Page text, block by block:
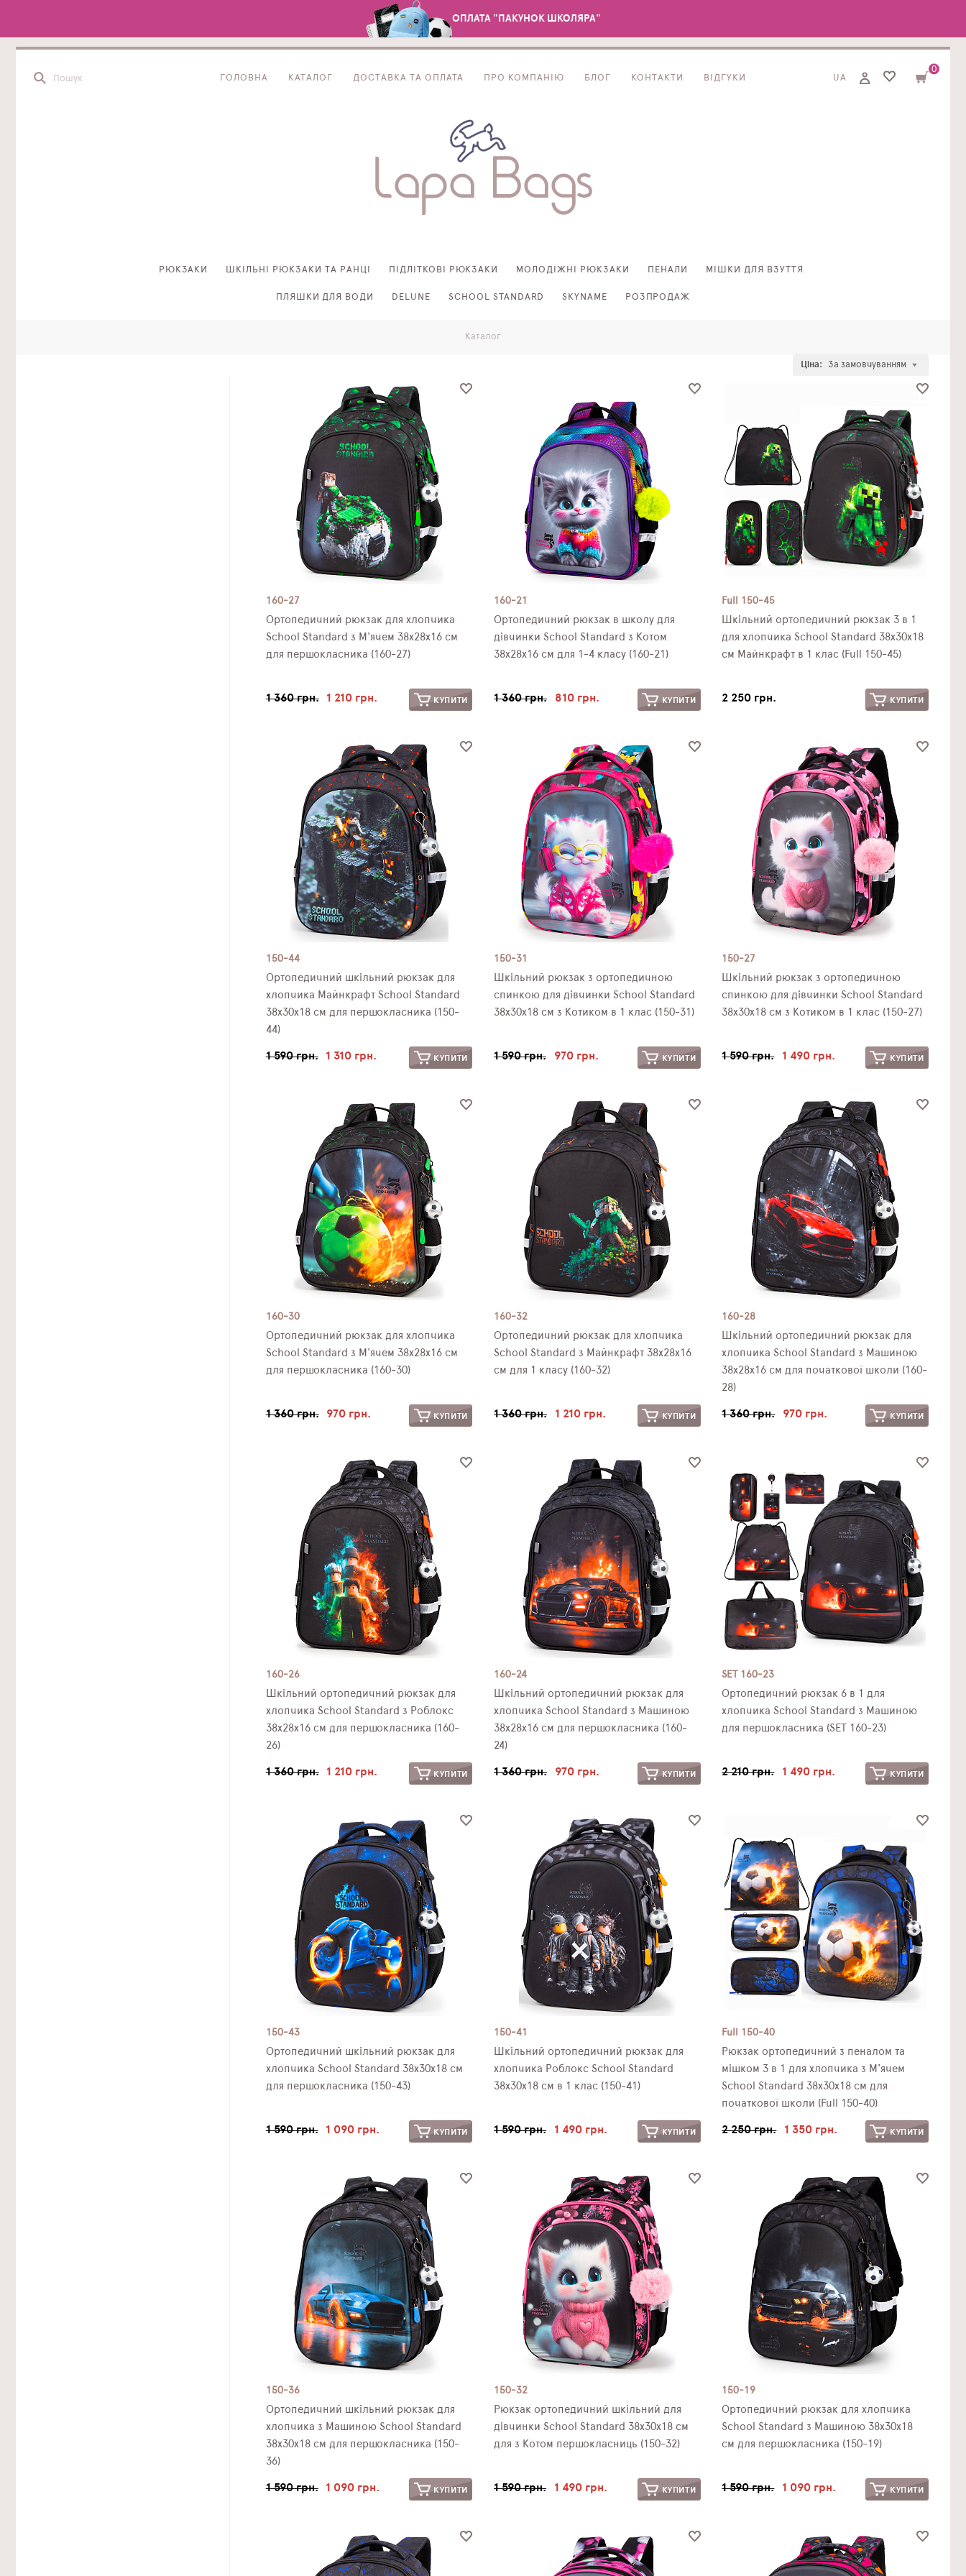
ОПЛАТА "ПАКУНОК ШКОЛЯРА"
ГОЛОВНА КАТАЛОГ ДОСТАВКА ТА ОПЛАТА ПРО КОМПАНІЮ БЛОГ КОНТАКТИ ВІДГУКИ UA
0
РЮКЗАКИ ШКІЛЬНІ РЮКЗАКИ ТА РАНЦІ ПІДЛІТКОВІ РЮКЗАКИ МОЛОДІЖНІ РЮКЗАКИ ПЕНАЛИ МІШКИ ДЛЯ ВЗУТТЯ
ПЛЯШКИ ДЛЯ ВОДИ DELUNE SCHOOL STANDARD SKYNAME РОЗПРОДАЖ
Каталог
Ціна: За замовчуванням
160-27
Ортопедичний рюкзак для хлопчика
School Standard з М'ячем 38х28х16 см
для першокласника (160-27)
1 360 грн. 1 210 грн. КУПИТИ
160-21
Ортопедичний рюкзак в школу для
дівчинки School Standard з Котом
38х28х16 см для 1-4 класу (160-21)
1 360 грн. 810 грн. КУПИТИ
Full 150-45
Шкільний ортопедичний рюкзак 3 в 1
для хлопчика School Standard 38х30х18
см Майнкрафт в 1 клас (Full 150-45)
2 250 грн. КУПИТИ
150-44
Ортопедичний шкільний рюкзак для
хлопчика Майнкрафт School Standard
38х30х18 см для першокласника (150-
44)
1 590 грн. 1 310 грн. КУПИТИ
150-31
Шкільний рюкзак з ортопедичною
спинкою для дівчинки School Standard
38х30х18 см з Котиком в 1 клас (150-31)
1 590 грн. 970 грн. КУПИТИ
150-27
Шкільний рюкзак з ортопедичною
спинкою для дівчинки School Standard
38х30х18 см з Котиком в 1 клас (150-27)
1 590 грн. 1 490 грн. КУПИТИ
160-30
Ортопедичний рюкзак для хлопчика
School Standard з М'ячем 38х28х16 см
для першокласника (160-30)
1 360 грн. 970 грн. КУПИТИ
160-32
Ортопедичний рюкзак для хлопчика
School Standard з Майнкрафт 38х28х16
см для 1 класу (160-32)
1 360 грн. 1 210 грн. КУПИТИ
160-28
Шкільний ортопедичний рюкзак для
хлопчика School Standard з Машиною
38х28х16 см для початкової школи (160-
28)
1 360 грн. 970 грн. КУПИТИ
160-26
Шкільний ортопедичний рюкзак для
хлопчика School Standard з Роблокс
38х28х16 см для першокласника (160-
26)
1 360 грн. 1 210 грн. КУПИТИ
160-24
Шкільний ортопедичний рюкзак для
хлопчика School Standard з Машиною
38х28х16 см для першокласника (160-
24)
1 360 грн. 970 грн. КУПИТИ
SET 160-23
Ортопедичний рюкзак 6 в 1 для
хлопчика School Standard з Машиною
для першокласника (SET 160-23)
2 210 грн. 1 490 грн. КУПИТИ
150-43
Ортопедичний шкільний рюкзак для
хлопчика School Standard 38х30х18 см
для першокласника (150-43)
1 590 грн. 1 090 грн. КУПИТИ
150-41
Шкільний ортопедичний рюкзак для
хлопчика Роблокс School Standard
38х30х18 см в 1 клас (150-41)
1 590 грн. 1 490 грн. КУПИТИ
Full 150-40
Рюкзак ортопедичний з пеналом та
мішком 3 в 1 для хлопчика з М'ячем
School Standard 38х30х18 см для
початкової школи (Full 150-40)
2 250 грн. 1 350 грн. КУПИТИ
150-36
Ортопедичний шкільний рюкзак для
хлопчика з Машиною School Standard
38х30х18 см для першокласника (150-
36)
1 590 грн. 1 090 грн. КУПИТИ
150-32
Рюкзак ортопедичний шкільний для
дівчинки School Standard 38х30х18 см
для з Котом першокласниць (150-32)
1 590 грн. 1 490 грн. КУПИТИ
150-19
Ортопедичний рюкзак для хлопчика
School Standard з Машиною 38х30х18
см для першокласника (150-19)
1 590 грн. 1 090 грн. КУПИТИ